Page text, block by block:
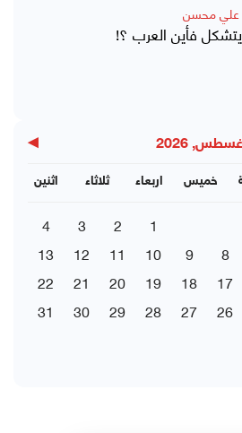
محسن
فأين العرب ؟!
2026
▶
اثنين ثلاثاء اربعاء خميس
1
2
3
4
8
9
10
11
12
13
17
18
19
20
21
22
26
27
28
29
30
31